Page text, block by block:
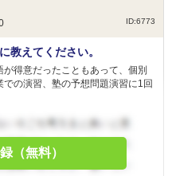
ID:6773
教えてください。
が得意だったこともあって、個別
の演習、塾の予想問題演習に1回
（無料）